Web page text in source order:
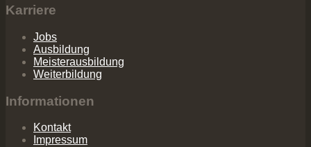
Karriere
Jobs
Ausbildung
Meisterausbildung
Weiterbildung
Informationen
Kontakt
Impressum